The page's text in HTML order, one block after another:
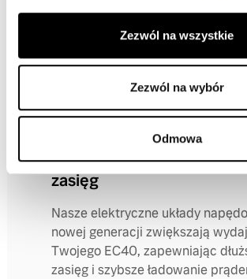
Zezwól na wszystkie
Zezwól na wybór
Odmowa
to w pełni elektrycznym wydaniu.
ODKRYJ ELEKTROMOBILNOŚĆ
Krótsze ładowanie,
zasięg
Nasze elektryczne układy
nowej generacji zwiększają
Twojego EC40, zapewniając
zasięg i szybsze ładowanie